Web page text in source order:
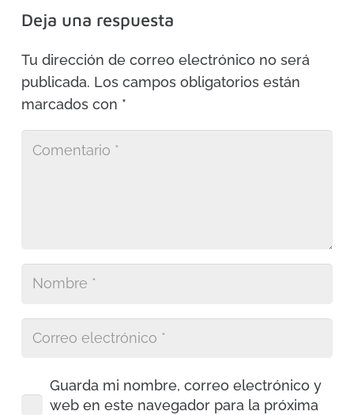
Deja una respuesta
Tu dirección de correo electrónico no será
publicada. Los campos obligatorios están
marcados con *
Guarda mi nombre, correo electrónico y
web en este navegador para la próxima